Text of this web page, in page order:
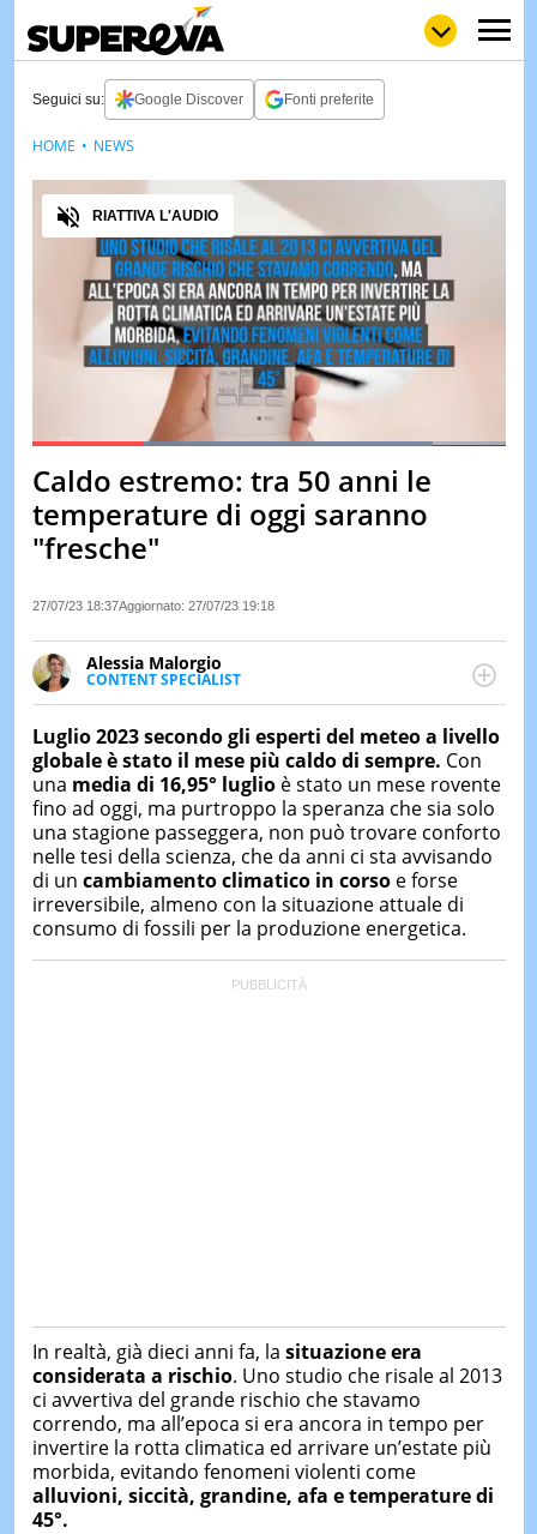
LOLGULP
LOVE
WOW
POP
NEWS
TEST
LE
DI
IERI
Seguici su: Google Discover Fonti preferite
PauseUnmute
Loaded:84.62%
Audio
RIATTIVA L'AUDIO
Caldo estremo: tra 50 anni le
temperature di oggi saranno
"fresche"
27/07/23 18:37Aggiornato: 27/07/23 19:18
Alessia Malorgio
CONTENT SPECIALIST
Ha conseguito un Master in Marketing Management
e Google Digital Training su Marketing digitale. Si
occupa della creazione di contenuti in ottica SEO e
dello sviluppo di strategie marketing attraverso
canali digitali.
HOME NEWS
Luglio 2023 secondo gli esperti del meteo a livello
globale è stato il mese più caldo di sempre. Con
una media di 16,95° luglioè stato un mese rovente
fino ad oggi, ma purtroppo la speranza che sia solo
una stagione passeggera, non può trovare conforto
nelle tesi della scienza, che da anni ci sta avvisando
di un cambiamento climatico in corsoe forse
irreversibile, almeno con la situazione attuale di
consumo di fossili per la produzione energetica.
In realtà, già dieci anni fa, la situazione era
considerata a rischio. Uno studio che risale al 2013
ci avvertiva del grande rischio che stavamo
correndo, ma all’epoca si era ancora in tempo per
invertire la rotta climatica ed arrivare un’estate più
morbida, evitando fenomeni violenti come
alluvioni, siccità, grandine, afa e temperature di
45°.